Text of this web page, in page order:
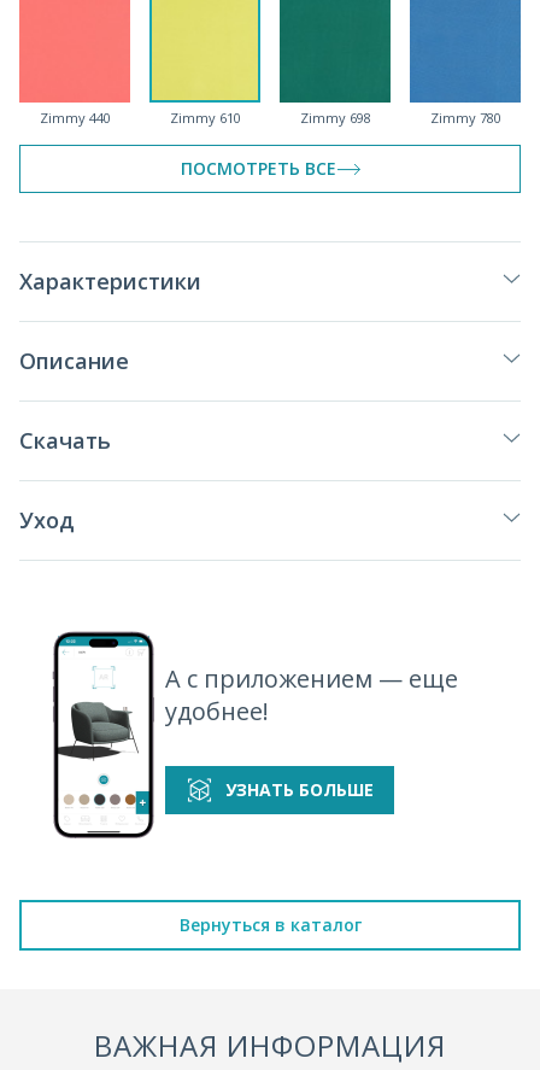
Zimmy 440 Zimmy 610 Zimmy 698 Zimmy 780
ПОСМОТРЕТЬ ВСЕ
Характеристики
Описание
Скачать
Уход
А с приложением — еще
удобнее!
УЗНАТЬ БОЛЬШЕ
Вернуться в каталог
ВАЖНАЯ ИНФОРМАЦИЯ